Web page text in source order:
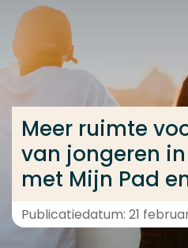
Ga direct naar de content
... > Medewerkers
Meer ruimte
van jongeren
met Mijn Pad
Publicatiedatum: 21
Veel gezocht
Opleiding
Contact